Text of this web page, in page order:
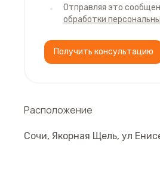
Отправляя это
обработки
Получить консультацию
Расположение
Сочи, Якорная Щель, ул